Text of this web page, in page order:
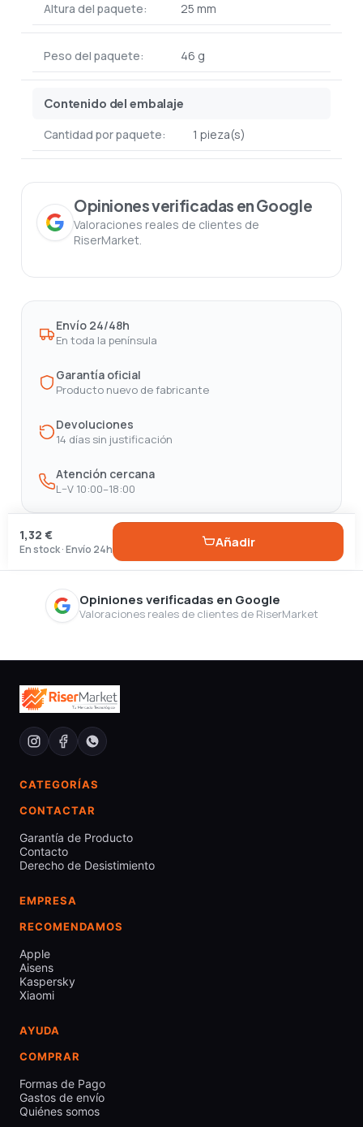
Altura del paquete: 25 mm
Peso del paquete: 46 g
Contenido del embalaje
Cantidad por paquete: 1 pieza(s)
Opiniones verificadas en Google
Valoraciones reales de clientes de
RiserMarket.
Envío 24/48h
En toda la península
Garantía oficial
Producto nuevo de fabricante
Devoluciones
14 días sin justificación
Atención cercana
L–V 10:00–18:00
1,32 €
En stock · Envío 24h Añadir
Opiniones verificadas en Google
Valoraciones reales de clientes de RiserMarket
CATEGORÍAS
CONTACTAR
Garantía de Producto
Contacto
Derecho de Desistimiento
EMPRESA
RECOMENDAMOS
Apple
Aisens
Kaspersky
Xiaomi
AYUDA
COMPRAR
Formas de Pago
Gastos de envío
Quiénes somos